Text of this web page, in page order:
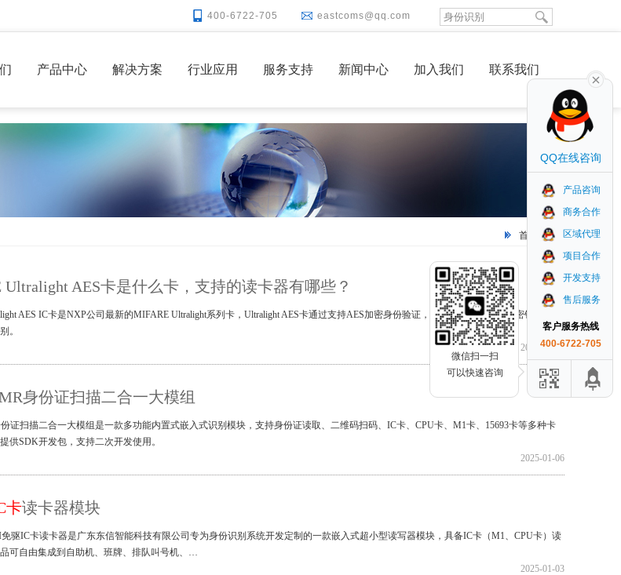
eastcoms@qq.com
400-6722-705
产品中心 解决方案 行业应用 服务支持 新闻中心 加入我们 联系我们
首页 标签
Ultralight AES卡是什么卡，支持的读卡器有哪些？
AES IC卡是NXP公司最新的MIFARE Ultralight系列卡，Ultralight AES卡通过支持AES加密身份验证，为有限使用的票证和密钥卡提供
。
2025-03-20
身份证扫描二合一大模组
份证扫描二合一大模组是一款多功能内置式嵌入式识别模块，支持身份证读取、二维码扫码、IC卡、CPU卡、M1卡、15693卡等多种卡
供SDK开发包，支持二次开发使用。
2025-01-06
卡读卡器模块
免驱IC卡读卡器是广东东信智能科技有限公司专为身份识别系统开发定制的一款嵌入式超小型读写器模块，具备IC卡（M1、CPU卡）读
可自由集成到自助机、班牌、排队叫号机、…
2025-01-03
QQ在线咨询
产品咨询
商务合作
区域代理
项目合作
开发支持
售后服务
客户服务热线
400-6722-705
微信扫一扫
可以快速咨询